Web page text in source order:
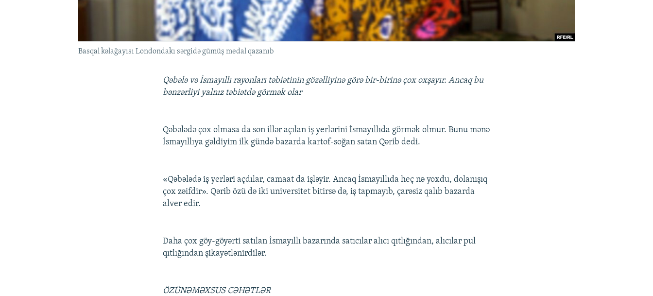
Basqal kəlağayısı Londondakı sərgidə gümüş medal qazanıb
Qəbələ və İsmayıllı rayonları təbiətinin gözəlliyinə görə bir-birinə çox oxşayır. Ancaq bu
bənzərliyi yalnız təbiətdə görmək olar
Qəbələdə çox olmasa da son illər açılan iş yerlərini İsmayıllıda görmək olmur. Bunu mənə
İsmayıllıya gəldiyim ilk gündə bazarda kartof-soğan satan Qərib dedi.
«Qəbələdə iş yerləri açdılar, camaat da işləyir. Ancaq İsmayıllıda heç nə yoxdu, dolanışıq
çox zəifdir». Qərib özü də iki universitet bitirsə də, iş tapmayıb, çarəsiz qalıb bazarda
alver edir.
Daha çox göy-göyərti satılan İsmayıllı bazarında satıcılar alıcı qıtlığından, alıcılar pul
qıtlığından şikayətlənirdilər.
ÖZÜNƏMƏXSUS CƏHƏTLƏR